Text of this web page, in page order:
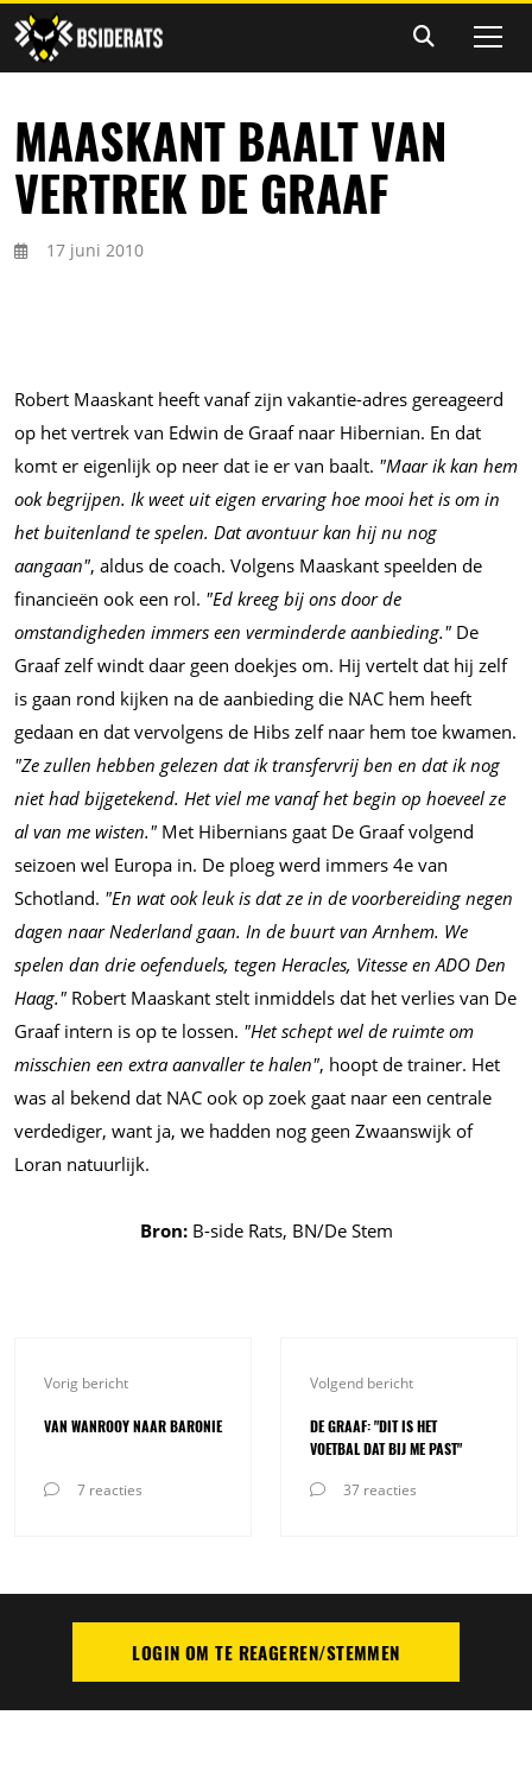
MAASKANT BAALT VAN
VERTREK DE GRAAF
17 juni 2010
Robert Maaskant heeft vanaf zijn vakantie-adres gereageerd
op het vertrek van Edwin de Graaf naar Hibernian. En dat
komt er eigenlijk op neer dat ie er van baalt. "Maar ik kan hem
ook begrijpen. Ik weet uit eigen ervaring hoe mooi het is om in
het buitenland te spelen. Dat avontuur kan hij nu nog
aangaan", aldus de coach. Volgens Maaskant speelden de
financieën ook een rol. "Ed kreeg bij ons door de
omstandigheden immers een verminderde aanbieding." De
Graaf zelf windt daar geen doekjes om. Hij vertelt dat hij zelf
is gaan rond kijken na de aanbieding die NAC hem heeft
gedaan en dat vervolgens de Hibs zelf naar hem toe kwamen.
"Ze zullen hebben gelezen dat ik transfervrij ben en dat ik nog
niet had bijgetekend. Het viel me vanaf het begin op hoeveel ze
al van me wisten." Met Hibernians gaat De Graaf volgend
seizoen wel Europa in. De ploeg werd immers 4e van
Schotland. "En wat ook leuk is dat ze in de voorbereiding negen
dagen naar Nederland gaan. In de buurt van Arnhem. We
spelen dan drie oefenduels, tegen Heracles, Vitesse en ADO Den
Haag." Robert Maaskant stelt inmiddels dat het verlies van De
Graaf intern is op te lossen. "Het schept wel de ruimte om
misschien een extra aanvaller te halen", hoopt de trainer. Het
was al bekend dat NAC ook op zoek gaat naar een centrale
verdediger, want ja, we hadden nog geen Zwaanswijk of
Loran natuurlijk.
Bron:B-side Rats, BN/De Stem
Vorig bericht
VAN WANROOY NAAR BARONIE
7 reacties
Volgend bericht
DE GRAAF: "DIT IS HET
VOETBAL DAT BIJ ME PAST"
37 reacties
PLAATS REACTIELOGIN OM TE REAGEREN/STEMMEN